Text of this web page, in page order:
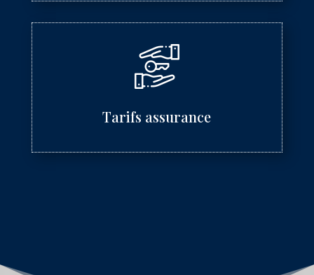
Tarifs assurance